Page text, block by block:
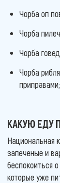
Чорба оп
Чорба
Чорба
Чорба
приправами;
КАКУЮ ЕДУ
Национальная
запеченые и
беспокоиться
которые уже